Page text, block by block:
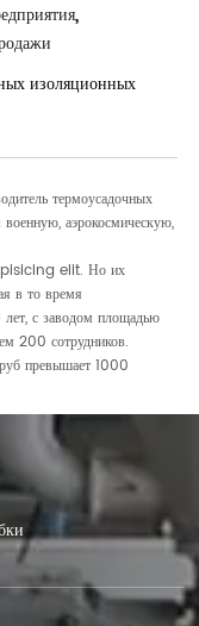
изоляционных
термоусадочных
аэрокосмическую,
elit. Но их
в то время
с заводом площадью
200 сотрудников.
превышает 1000